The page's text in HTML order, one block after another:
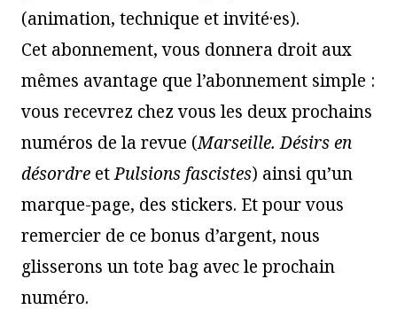
(animation, technique et invité·es).
Cet abonnement, vous donnera droit aux
mêmes avantage que l’abonnement simple :
vous recevrez chez vous les deux prochains
numéros de la revue (Marseille. Désirs en
désordre etPulsions fascistes) ainsi qu’un
marque-page, des stickers. Et pour vous
remercier de ce bonus d’argent, nous
glisserons un tote bag avec le prochain
numéro.